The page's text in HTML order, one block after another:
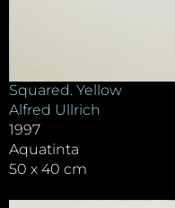
Squared. Yellow
Alfred Ullrich
1997
Aquatinta
50 x 40 cm